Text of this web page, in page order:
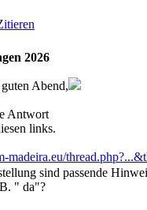
2026
Abend,
Antwort
links.
madeira.eu/
sind passende
" da"?